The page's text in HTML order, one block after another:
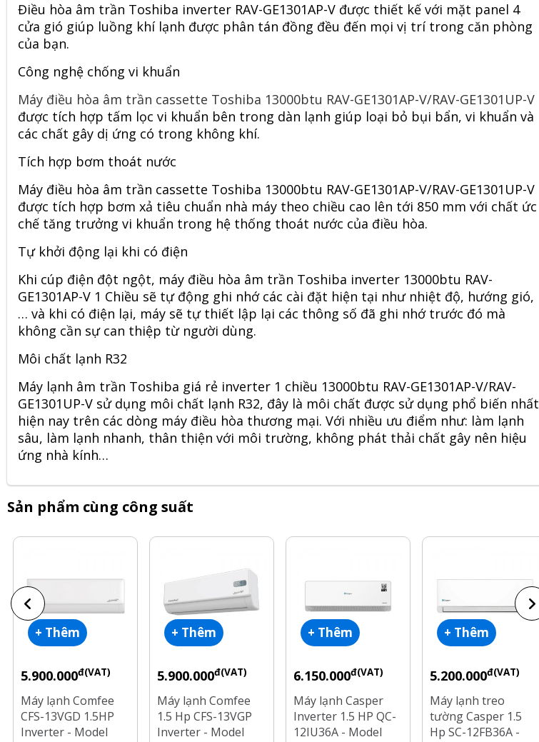
Điều hòa âm trần Toshiba inverter RAV-GE1301AP-V được thiết kế với mặt panel 4
cửa gió giúp luồng khí lạnh được phân tán đồng đều đến mọi vị trí trong căn phòng
của bạn.
Công nghệ chống vi khuẩn
Máy điều hòa âm trần cassette Toshiba 13000btu RAV-GE1301AP-V/RAV-GE1301UP-V
được tích hợp tấm lọc vi khuẩn bên trong dàn lạnh giúp loại bỏ bụi bẩn, vi khuẩn và
các chất gây dị ứng có trong không khí.
Tích hợp bơm thoát nước
Máy điều hòa âm trần cassette Toshiba 13000btu RAV-GE1301AP-V/RAV-GE1301UP-V
được tích hợp bơm xả tiêu chuẩn nhà máy theo chiều cao lên tới 850 mm với chất ức
chế tăng trưởng vi khuẩn trong hệ thống thoát nước của điều hòa.
Tự khởi động lại khi có điện
Khi cúp điện đột ngột, máy điều hòa âm trần Toshiba inverter 13000btu RAV-
GE1301AP-V 1 Chiều sẽ tự động ghi nhớ các cài đặt hiện tại như nhiệt độ, hướng gió,
… và khi có điện lại, máy sẽ tự thiết lập lại các thông số đã ghi nhớ trước đó mà
không cần sự can thiệp từ người dùng.
Môi chất lạnh R32
Máy lạnh âm trần Toshiba giá rẻ inverter 1 chiều 13000btu RAV-GE1301AP-V/RAV-
GE1301UP-V sử dụng môi chất lạnh R32, đây là môi chất được sử dụng phổ biến nhất
hiện nay trên các dòng máy điều hòa thương mại. Với nhiều ưu điểm như: làm lạnh
sâu, làm lạnh nhanh, thân thiện với môi trường, không phát thải chất gây nên hiệu
ứng nhà kính…
Sản phẩm cùng công suất
+ Thêm
5.900.000đ(VAT)
Máy lạnh Comfee
CFS-13VGD 1.5HP
Inverter - Model
+ Thêm
5.900.000đ(VAT)
Máy lạnh Comfee
1.5 Hp CFS-13VGP
Inverter - Model
+ Thêm
6.150.000đ(VAT)
Máy lạnh Casper
Inverter 1.5 HP QC-
12IU36A - Model
+ Thêm
5.200.000đ(VAT)
Máy lạnh treo
tường Casper 1.5
Hp SC-12FB36A -